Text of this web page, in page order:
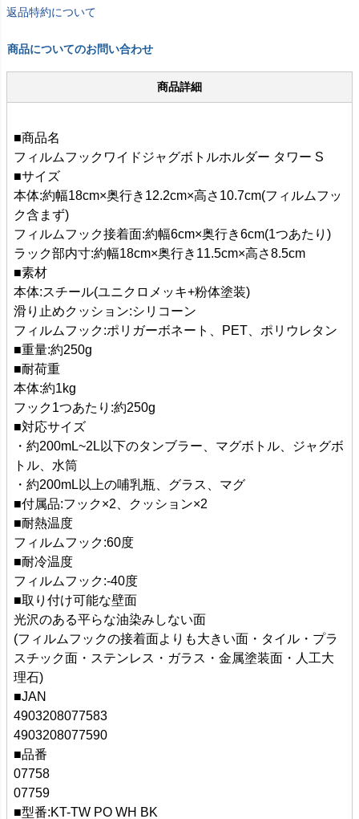
返品特約について
商品についてのお問い合わせ
商品詳細
■商品名
フィルムフックワイドジャグボトルホルダー タワー S
■サイズ
本体:約幅18cm×奥行き12.2cm×高さ10.7cm(フィルムフッ
ク含まず)
フィルムフック接着面:約幅6cm×奥行き6cm(1つあたり)
ラック部内寸:約幅18cm×奥行き11.5cm×高さ8.5cm
■素材
本体:スチール(ユニクロメッキ+粉体塗装)
滑り止めクッション:シリコーン
フィルムフック:ポリガーボネート、PET、ポリウレタン
■重量:約250g
■耐荷重
本体:約1kg
フック1つあたり:約250g
■対応サイズ
・約200mL~2L以下のタンブラー、マグボトル、ジャグボ
トル、水筒
・約200mL以上の哺乳瓶、グラス、マグ
■付属品:フック×2、クッション×2
■耐熱温度
フィルムフック:60度
■耐冷温度
フィルムフック:-40度
■取り付け可能な壁面
光沢のある平らな油染みしない面
(フィルムフックの接着面よりも大きい面・タイル・プラ
スチック面・ステンレス・ガラス・金属塗装面・人工大
理石)
■JAN
4903208077583
4903208077590
■品番
07758
07759
■型番:KT-TW PO WH BK